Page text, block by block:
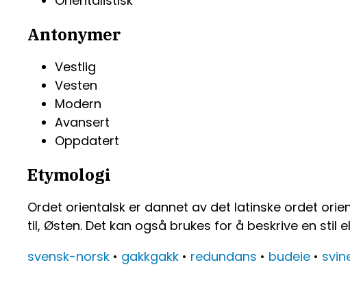
Antonymer
Vestlig
Vesten
Modern
Avansert
Oppdatert
Etymologi
Ordet orientalsk er dannet av det latinske ordet
til, Østen. Det kan også brukes for å beskrive en stil
svensk-norsk • gakkgakk • redundans • budeie •